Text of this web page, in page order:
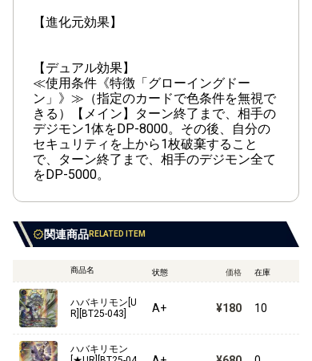
【LM-07】ANOTHER KNIGHT
【LM-06】ビリオン・バレット
【LM-05】ファイナル・エリシオン
【LM-04】トリッドヴァイス
【LM-03】リミテッドカードセット2024
【LM-01】デジモンゴーストゲーム
【ST-24】DIGIMON SAVERS
【ST-23】DIGIMON BEATBREAK
【ST-22】金剛界曼荼羅
【進化元効果】
【デュアル効果】
≪使用条件《特徴「グローイングドー
ン」》≫（指定のカードで色条件を無視で
きる）【メイン】ターン終了まで、相手の
デジモン1体をDP-8000。その後、自分の
セキュリティを上から1枚破棄すること
で、ターン終了まで、相手のデジモン全て
をDP-5000。
関連商品RELATED ITEM
商品名 状態 価格 在庫
ハバキリモン[U
R][BT25-043]
A+ ¥180 10
ハバキリモン